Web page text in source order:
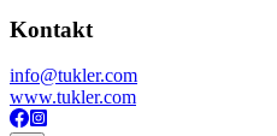
Kontakt
info@tukler.com
www.tukler.com